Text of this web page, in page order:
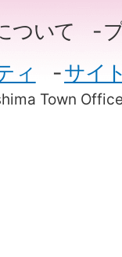
Town
ついて
ィ
サイ